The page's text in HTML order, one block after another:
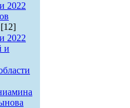
2022
[12]
2022
и